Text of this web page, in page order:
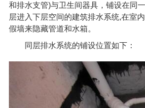
和排水支管)与卫生间器具，铺设在同
层进入下层空间的建筑排水系统,在室
假墙来隐藏管道和水箱。
同层排水系统的铺设位置如下：